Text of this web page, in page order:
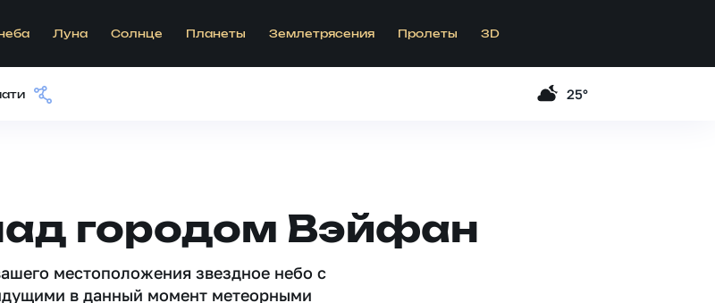
Луна Солнце Планеты Землетрясения Пролеты 3D
25°
городом Вэйфан
местоположения звездное небо c
в данный момент метеорными